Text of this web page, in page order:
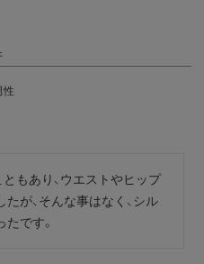
性
もあり、ウエストやヒップ
が、そんな事はなく、シル
です。